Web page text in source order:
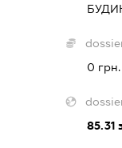
0 грн.
85.31